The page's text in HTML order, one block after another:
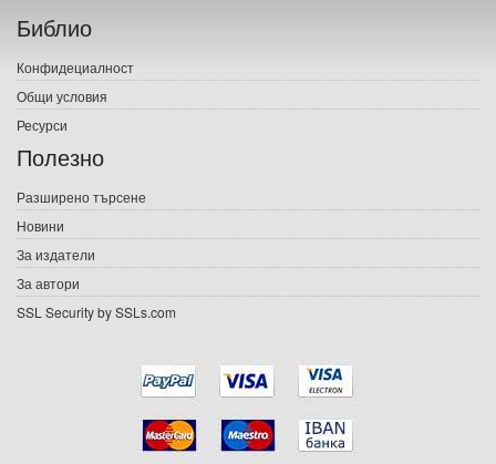
Печатни книги
Електронни книги
Е-списания
Подаръци
Ваучери
Библио
Конфидециалност
Общи условия
Ресурси
Полезно
Разширено търсене
Новини
За издатели
За автори
SSL Security by SSLs.com